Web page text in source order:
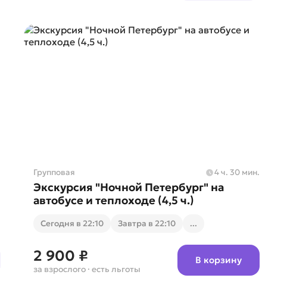
Групповая 4 ч. 30 мин.
Экскурсия "Ночной Петербург" на
автобусе и теплоходе (4,5 ч.)
Cегодня в 22:10 Завтра в 22:10 ...
2 900 ₽
за взрослого · есть льготы
В корзину